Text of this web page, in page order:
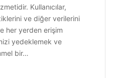
Kullanıcılar,
ve diğer verilerini
her yerden erişim
yedeklemek ve
bir…